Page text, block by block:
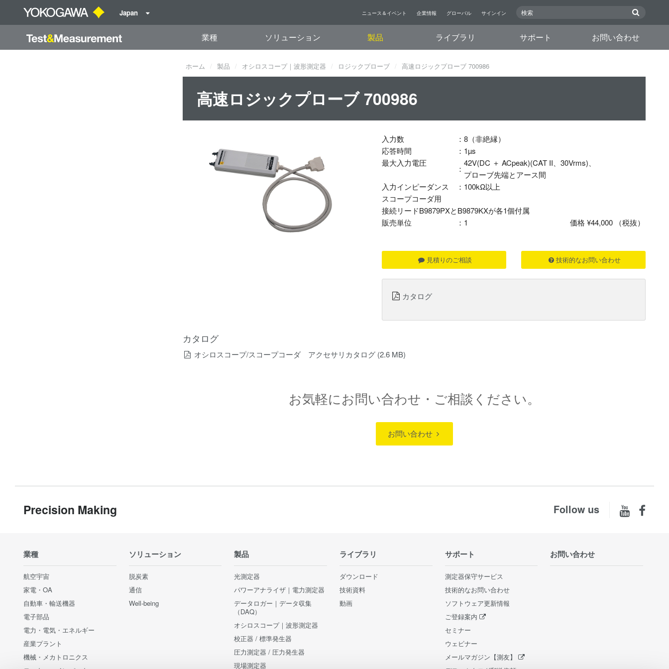
Japan ニュース＆イベント 企業情報 グローバル サインイン
業種 ソリューション 製品 ライブラリ サポート お問い合わせ
ホーム 製品 オシロスコープ｜波形測定器 ロジックプローブ 高速ロジックプローブ 700986
高速ロジックプローブ 700986
入力数 ：8（非絶縁）
応答時間
： 1µs
最大入力電圧
：
42V(DC ＋ ACpeak)(CAT II、30Vrms)、
プローブ先端とアース間
入力インピーダンス
： 100kΩ以上
スコープコーダ用
接続リードB9879PXとB9879KXが各1個付属
販売単位
： 1 価格 ¥44,000 （税抜）
見積りのご相談 技術的なお問い合わせ
カタログ
カタログ
オシロスコープ/スコープコーダ アクセサリカタログ (2.6 MB)
お気軽にお問い合わせ・ご相談ください。
お問い合わせ
Precision Making Follow us
業種
航空宇宙
家電・OA
自動車・輸送機器
電子部品
電力・電気・エネルギー
産業プラント
機械・メカトロニクス
ソリューション
脱炭素
通信
Well-being
製品
光測定器
パワーアナライザ｜電力測定器
データロガー｜データ収集
（DAQ）
オシロスコープ｜波形測定器
校正器 / 標準発生器
圧力測定器 / 圧力発生器
現場測定器
ライブラリ
ダウンロード
技術資料
動画
サポート
測定器保守サービス
技術的なお問い合わせ
ソフトウェア更新情報
ご登録案内
セミナー
ウェビナー
メールマガジン【測友】
お問い合わせ